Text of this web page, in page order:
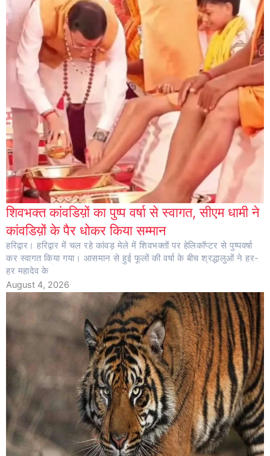
शिवभक्त कांवडिय़ों का पुष्प वर्षा से स्वागत, सीएम धामी ने
कांवडिय़ों के पैर धोकर किया सम्मान
हरिद्वार। हरिद्वार में चल रहे कांवड़ मेले में शिवभक्तों पर हेलिकॉप्टर से पुष्पवर्षा
कर स्वागत किया गया। आसमान से हुई फूलों की वर्षा के बीच श्रद्धालुओं ने हर-
हर महादेव के
August 4, 2026